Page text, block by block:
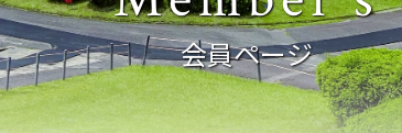
会員ページ